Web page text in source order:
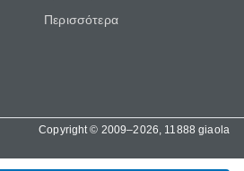
Περισσότερα
Copyright © 2009–2026, 11888 giaola